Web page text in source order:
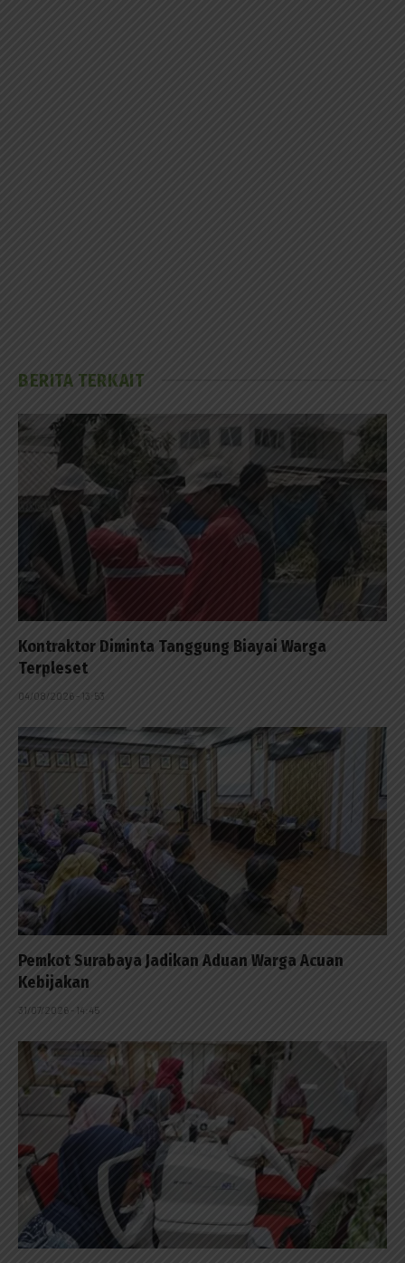
BERITA TERKAIT
Kontraktor Diminta Tanggung Biayai Warga
Terpleset
04/08/2026 - 13:53
Pemkot Surabaya Jadikan Aduan Warga Acuan
Kebijakan
31/07/2026 - 14:45